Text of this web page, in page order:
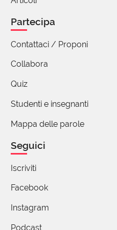
1 reazione
"..la vera bellezza coincide
Niente di più vero.
Grazie.
Partecipa
Contattaci / Proponi
Collabora
Quiz
Studenti e insegnanti
Mappa delle parole
Seguici
Iscriviti
Facebook
Instagram
Podcast